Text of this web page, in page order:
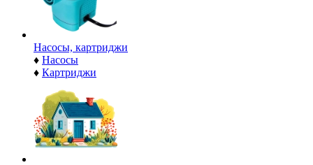
Насосы, картриджи
♦ Насосы
♦ Картриджи